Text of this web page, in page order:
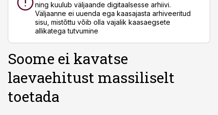
ning kuulub väljaande digitaalsesse arhiivi.
Väljaanne ei uuenda ega kaasajasta arhiveeritud
sisu, mistõttu võib olla vajalik kaasaegsete
allikatega tutvumine
Soome ei kavatse
laevaehitust massiliselt
toetada